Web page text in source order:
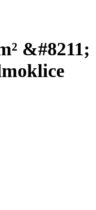
&#8211;